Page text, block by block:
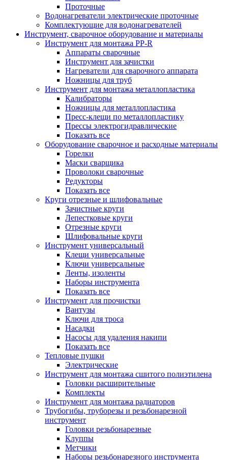
Проточные
Водонагреватели электрические проточные
Комплектующие для водонагревателей
Инструмент, сварочное оборудование и материалы
Инструмент для монтажа PP-R
Аппараты сварочные
Инструмент для зачистки
Нагреватели для сварочного аппарата
Ножницы для труб
Инструмент для монтажа металлопластика
Калибраторы
Ножницы для металлопластика
Пресс-клещи по металлопластику
Прессы электрогидравлические
Показать все
Оборудование сварочное и расходные материалы
Горелки
Маски сварщика
Проволоки сварочные
Редукторы
Показать все
Круги отрезные и шлифовальные
Зачистные круги
Лепестковые круги
Отрезные круги
Шлифовальные круги
Инструмент универсальный
Клещи универсальные
Ключи универсальные
Ленты, изоленты
Наборы инструмента
Показать все
Инструмент для прочистки
Вантузы
Ключи для троса
Насадки
Насосы для удаления накипи
Показать все
Тепловые пушки
Электрические
Инструмент для монтажа сшитого полиэтилена
Головки расширительные
Комплекты
Инструмент для монтажа радиаторов
Трубогибы, труборезы и резьбонарезной
инструмент
Головки резьбонарезные
Клуппы
Метчики
Наборы резьбонарезного инструмента